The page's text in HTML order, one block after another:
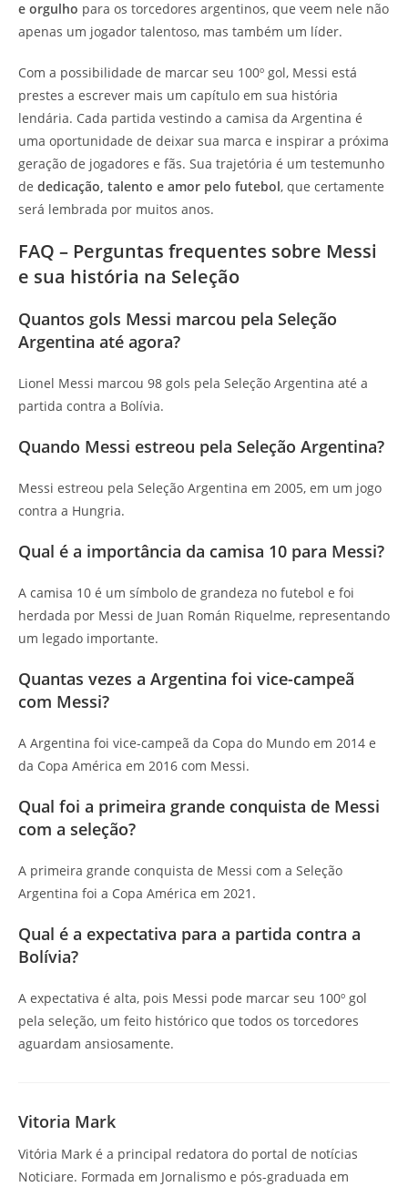
e orgulho para os torcedores argentinos, que veem nele não
apenas um jogador talentoso, mas também um líder.
Com a possibilidade de marcar seu 100º gol, Messi está
prestes a escrever mais um capítulo em sua história
lendária. Cada partida vestindo a camisa da Argentina é
uma oportunidade de deixar sua marca e inspirar a próxima
geração de jogadores e fãs. Sua trajetória é um testemunho
de dedicação, talento e amor pelo futebol, que certamente
será lembrada por muitos anos.
FAQ – Perguntas frequentes sobre Messi
e sua história na Seleção
Quantos gols Messi marcou pela Seleção
Argentina até agora?
Lionel Messi marcou 98 gols pela Seleção Argentina até a
partida contra a Bolívia.
Quando Messi estreou pela Seleção Argentina?
Messi estreou pela Seleção Argentina em 2005, em um jogo
contra a Hungria.
Qual é a importância da camisa 10 para Messi?
A camisa 10 é um símbolo de grandeza no futebol e foi
herdada por Messi de Juan Román Riquelme, representando
um legado importante.
Quantas vezes a Argentina foi vice-campeã
com Messi?
A Argentina foi vice-campeã da Copa do Mundo em 2014 e
da Copa América em 2016 com Messi.
Qual foi a primeira grande conquista de Messi
com a seleção?
A primeira grande conquista de Messi com a Seleção
Argentina foi a Copa América em 2021.
Qual é a expectativa para a partida contra a
Bolívia?
A expectativa é alta, pois Messi pode marcar seu 100º gol
pela seleção, um feito histórico que todos os torcedores
aguardam ansiosamente.
Vitoria Mark
Vitória Mark é a principal redatora do portal de notícias
Noticiare. Formada em Jornalismo e pós-graduada em